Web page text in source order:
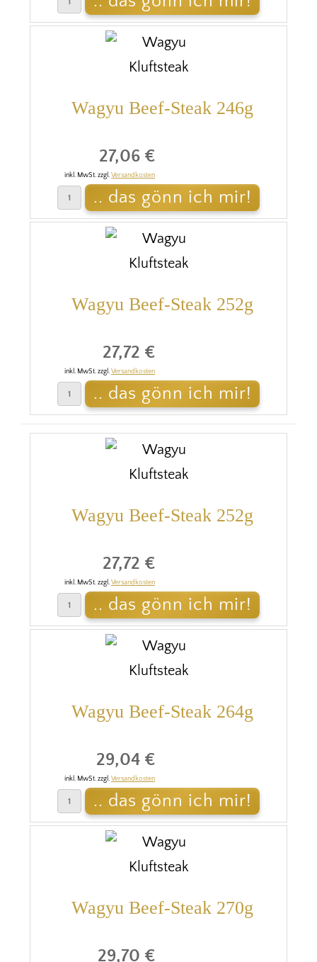
Wagyu Beef-Steak 246g
27,06 €
inkl. MwSt. zzgl.Versandkosten
Wagyu Beef-Steak 252g
27,72 €
inkl. MwSt. zzgl.Versandkosten
Wagyu Beef-Steak 252g
27,72 €
inkl. MwSt. zzgl.Versandkosten
Wagyu Beef-Steak 264g
29,04 €
inkl. MwSt. zzgl.Versandkosten
Wagyu Beef-Steak 270g
29,70 €